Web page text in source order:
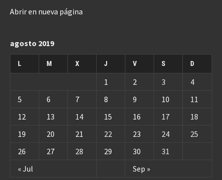
Abrir en nueva página
agosto 2019
L M X J V S D
« Jul Sep »
1 2 3
4
5
6 7 8 9 10
11
12
13 14 15 16 17
18
19
20 21 22 23 24
25
26
27 28 29 30 31